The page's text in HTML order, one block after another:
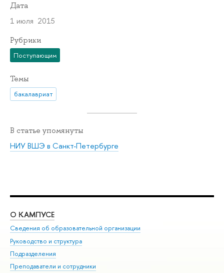
Дата
1 июля 2015
Рубрики
Поступающим
Темы
бакалавриат
В статье упомянуты
НИУ ВШЭ в Санкт-Петербурге
О КАМПУСЕ
Сведения об образовательной организации
Руководство и структура
Подразделения
Преподаватели и сотрудники